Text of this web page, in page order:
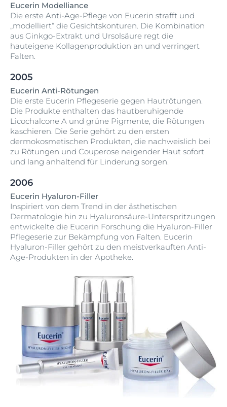
Eucerin Modelliance
Die erste Anti-Age-Pflege von Eucerin strafft und
„modelliert“ die Gesichtskonturen. Die Kombination
aus Ginkgo-Extrakt und Ursolsäure regt die
hauteigene Kollagenproduktion an und verringert
Falten.
2005
Eucerin Anti-Rötungen
Die erste Eucerin Pflegeserie gegen Hautrötungen.
Die Produkte enthalten das hautberuhigende
Licochalcone A und grüne Pigmente, die Rötungen
kaschieren. Die Serie gehört zu den ersten
dermokosmetischen Produkten, die nachweislich bei
zu Rötungen und Couperose neigender Haut sofort
und lang anhaltend für Linderung sorgen.
2006
Eucerin Hyaluron-Filler
Inspiriert von dem Trend in der ästhetischen
Dermatologie hin zu Hyaluronsäure-Unterspritzungen
entwickelte die Eucerin Forschung die Hyaluron-Filler
Pflegeserie zur Bekämpfung von Falten. Eucerin
Hyaluron-Filler gehört zu den meistverkauften Anti-
Age-Produkten in der Apotheke.